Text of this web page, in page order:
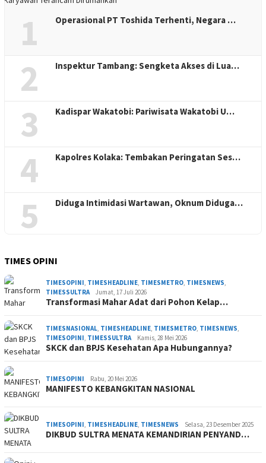
1 Operasional PT Toshida Terhenti, Negara …
2 Inspektur Tambang: Sengketa Akses di Lua…
3 Kadispar Wakatobi: Pariwisata Wakatobi U…
4 Kapolres Kolaka: Tembakan Peringatan Ses…
5 Diduga Intimidasi Wartawan, Oknum Diduga…
TIMES OPINI
TIMESOPINI, TIMESHEADLINE, TIMESMETRO, TIMESNEWS,
TIMESSULTRA
Jumat, 17 Juli 2026
Transformasi Mahar Adat dari Pohon Kelap…
TIMESNASIONAL, TIMESHEADLINE, TIMESMETRO, TIMESNEWS,
TIMESOPINI, TIMESSULTRA Kamis, 28 Mei 2026
SKCK dan BPJS Kesehatan Apa Hubungannya?
TIMESOPINI Rabu, 20 Mei 2026
MANIFESTO KEBANGKITAN NASIONAL
TIMESOPINI, TIMESHEADLINE, TIMESNEWS Selasa, 23 Desember 2025
DIKBUD SULTRA MENATA KEMANDIRIAN PENYAND…